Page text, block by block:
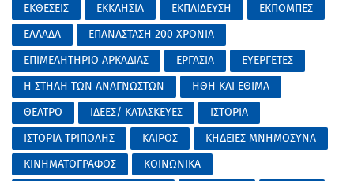
ΕΚΘΕΣΕΙΣ
ΕΚΚΛΗΣΙΑ ΕΚΠΑΙΔΕΥΣΗ
ΕΚΠΟΜΠΕΣ
ΕΛΛΑΔΑ
ΕΠΑΝΑΣΤΑΣΗ 200 ΧΡΟΝΙΑ
ΕΠΙΜΕΛΗΤΗΡΙΟ ΑΡΚΑΔΙΑΣ
ΕΡΓΑΣΙΑ
ΕΥΕΡΓΕΤΕΣ
Η ΣΤΗΛΗ ΤΩΝ ΑΝΑΓΝΩΣΤΩΝ
ΗΘΗ ΚΑΙ ΕΘΙΜΑ
ΘΕΑΤΡΟ
ΙΔΕΕΣ/ ΚΑΤΑΣΚΕΥΕΣ
ΙΣΤΟΡΙΑ
ΙΣΤΟΡΙΑ ΤΡΙΠΟΛΗΣ
ΚΑΙΡΟΣ
ΚΗΔΕΙΕΣ ΜΝΗΜΟΣΥΝΑ
ΚΙΝΗΜΑΤΟΓΡΑΦΟΣ
ΚΟΙΝΩΝΙΚΑ